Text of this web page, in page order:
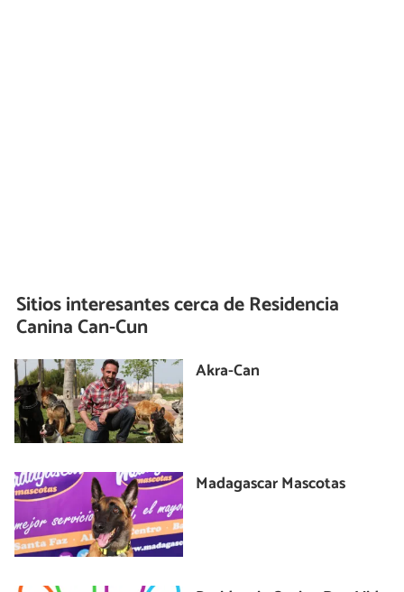
Sitios interesantes cerca deResidencia
Canina Can-Cun
Akra-Can
Madagascar Mascotas